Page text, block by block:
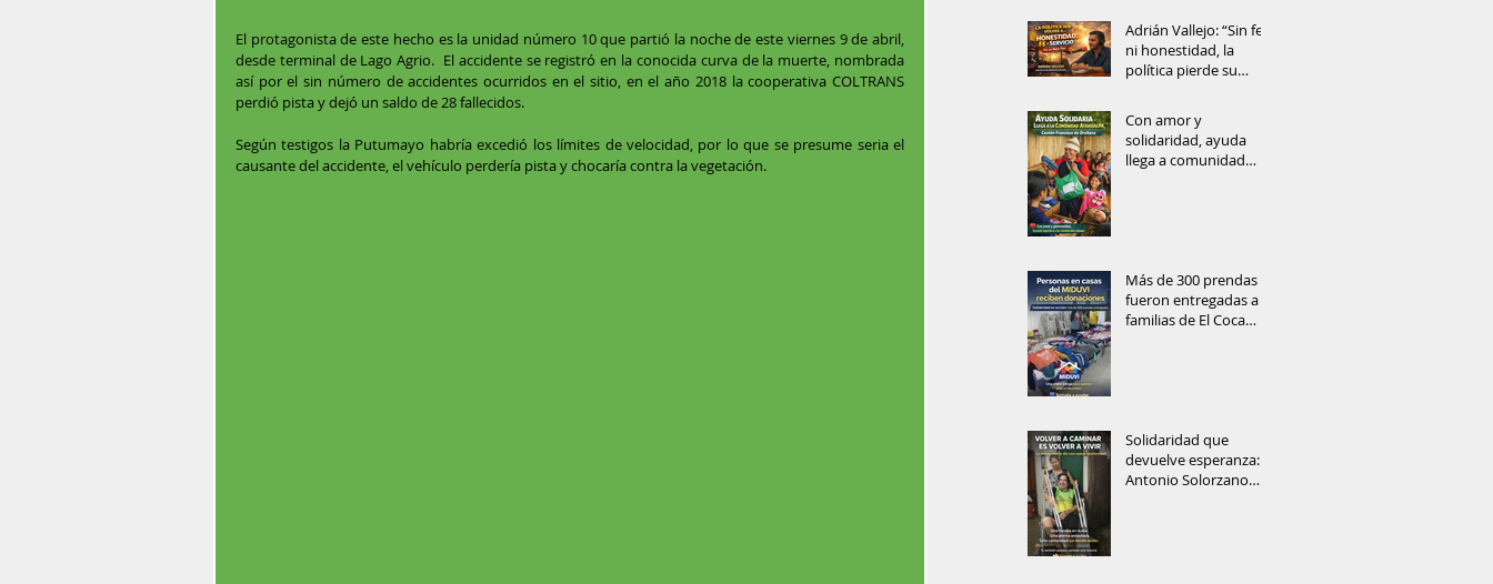
El protagonista de este hecho es la unidad número 10 que partió la noche de este viernes 9 de abril,
desde terminal de Lago Agrio.  El accidente se registró en la conocida curva de la muerte, nombrada
así por el sin número de accidentes ocurridos en el sitio, en el año 2018 la cooperativa COLTRANS
perdió pista y dejó un saldo de 28 fallecidos.
Según testigos la Putumayo habría excedió los límites de velocidad, por lo que se presume seria el
causante del accidente, el vehículo perdería pista y chocaría contra la vegetación.
Adrián Vallejo: “Sin fe
ni honestidad, la
política pierde su
Con amor y
solidaridad, ayuda
llega a comunidad
Más de 300 prendas
fueron entregadas a
familias de El Coca
Solidaridad que
devuelve esperanza:
Antonio Solorzano